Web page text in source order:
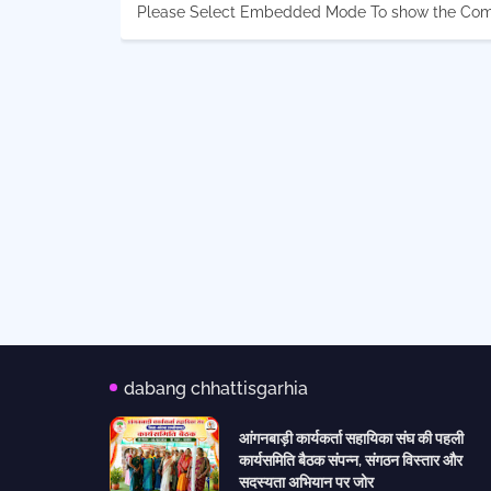
Please Select Embedded Mode To show the
dabang chhattisgarhia
आंगनबाड़ी कार्यकर्ता सहायिका संघ की पहली
कार्यसमिति बैठक संपन्न, संगठन विस्तार और
सदस्यता अभियान पर जोर